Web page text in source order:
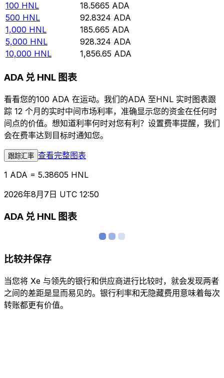
100 HNL 18.5665 ADA
500 HNL 92.8324 ADA
1,000 HNL 185.665 ADA
5,000 HNL 928.324 ADA
10,000 HNL 1,856.65 ADA
ADA 兑 HNL 图表
看看您的100 ADA 在运动。我们的ADA 至HNL 实时图表跟
踪 12 个月的实时中间市场利率，准确显示您的资金在任何时
间点的价值。想知道利率何时对您有利？设置费率提醒，我们
会在费率达到目标时通知您。
跟踪汇率 查看完整图表
1 ADA = 5.38605 HNL
2026年8月7日 UTC 12:50
ADA 兑 HNL 图表
比较并保存
当您将 Xe 与领先的银行和供应商进行比较时，就会发现两者
之间的差距是显而易见的。银行利率和无隐藏费用意味着每次
转账都更有价值。